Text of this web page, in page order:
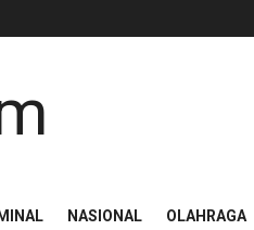
NASIONAL OLAHRAGA